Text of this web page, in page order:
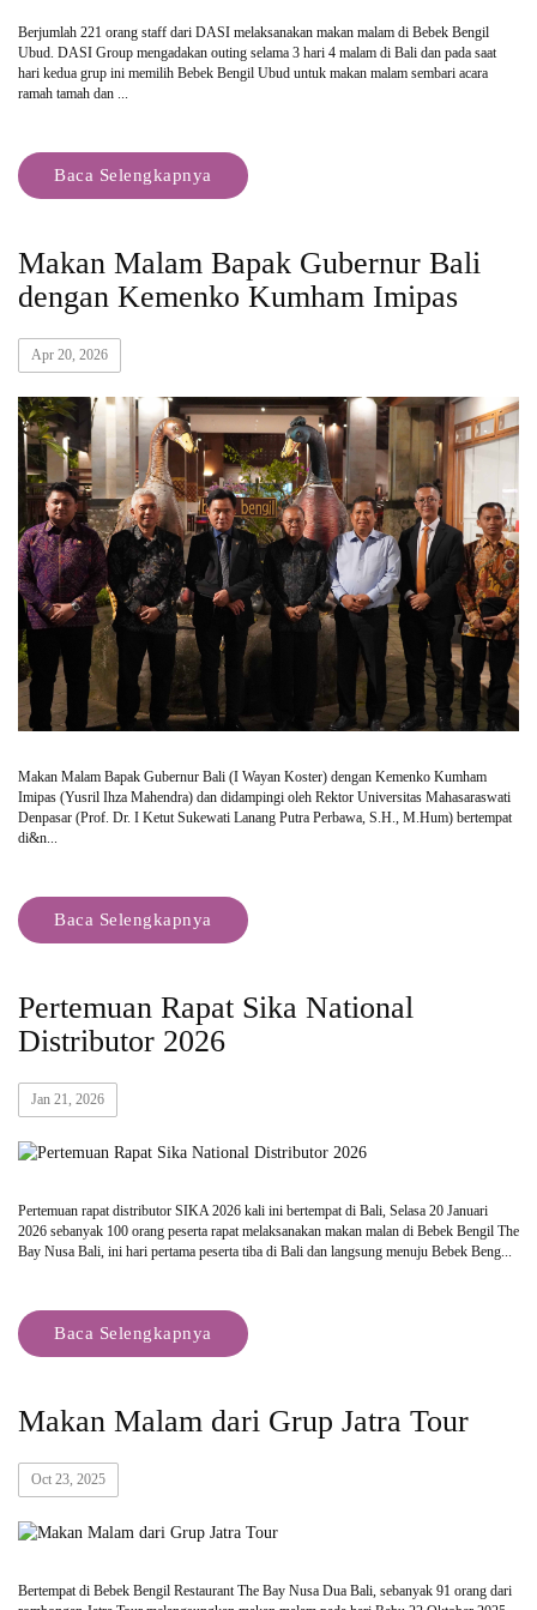
Berjumlah 221 orang staff dari DASI melaksanakan makan malam di Bebek Bengil
Ubud. DASI Group mengadakan outing selama 3 hari 4 malam di Bali dan pada saat
hari kedua grup ini memilih Bebek Bengil Ubud untuk makan malam sembari acara
ramah tamah dan ...
Baca Selengkapnya
Makan Malam Bapak Gubernur Bali
dengan Kemenko Kumham Imipas
Apr 20, 2026
Makan Malam Bapak Gubernur Bali (I Wayan Koster) dengan Kemenko Kumham
Imipas (Yusril Ihza Mahendra) dan didampingi oleh Rektor Universitas Mahasaraswati
Denpasar (Prof. Dr. I Ketut Sukewati Lanang Putra Perbawa, S.H., M.Hum) bertempat
di&n...
Baca Selengkapnya
Pertemuan Rapat Sika National
Distributor 2026
Jan 21, 2026
Pertemuan rapat distributor SIKA 2026 kali ini bertempat di Bali, Selasa 20 Januari
2026 sebanyak 100 orang peserta rapat melaksanakan makan malan di Bebek Bengil The
Bay Nusa Bali, ini hari pertama peserta tiba di Bali dan langsung menuju Bebek Beng...
Baca Selengkapnya
Makan Malam dari Grup Jatra Tour
Oct 23, 2025
Bertempat di Bebek Bengil Restaurant The Bay Nusa Dua Bali, sebanyak 91 orang dari